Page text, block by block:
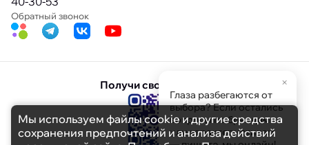
Обратный звонок
Получи свою скидку
Мы используем файлы cookie и другие средства
сохранения предпочтений и анализа действий
×
Глаза разбегаются от
выбора? Если остались
вопросы по брендам
или характеристикам